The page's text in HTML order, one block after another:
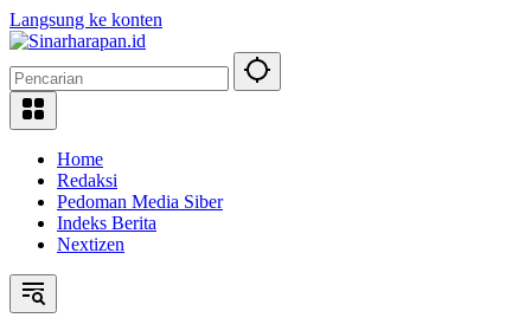
Langsung ke konten
Home
Redaksi
Pedoman Media Siber
Indeks Berita
Nextizen